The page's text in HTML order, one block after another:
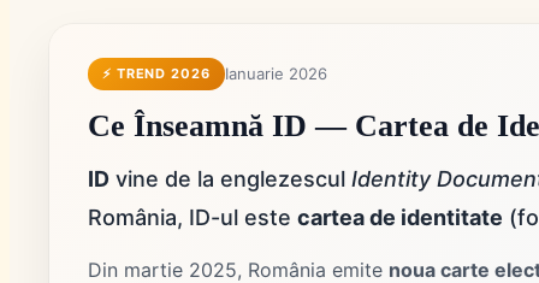
⚡ TREND 2026 Ianuarie 2026
Ce Înseamnă ID — Cartea de
ID vine de la englezescul Identity
România, ID-ul este cartea de identitate
Din martie 2025, România emite noua carte